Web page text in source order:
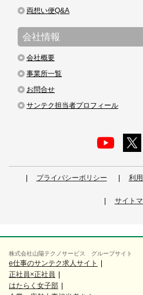
両想い便Q&A
会社情報
会社概要
事業所一覧
お問合せ
サンテク担当者プロフィール
プライバシーポリシー 利
サイト
株式会社山陽テクノサービス グループサイト
e仕事のサンテク求人サイト
正社員×正社員
はたらく女子部